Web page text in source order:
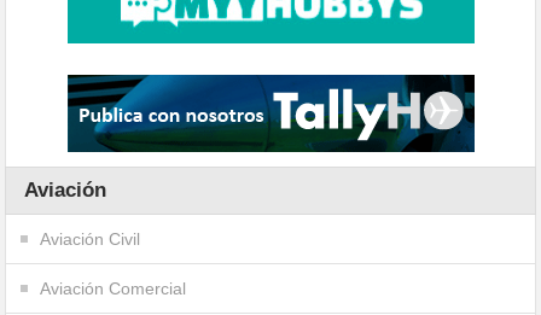
Aviación
Aviación Civil
Aviación Comercial